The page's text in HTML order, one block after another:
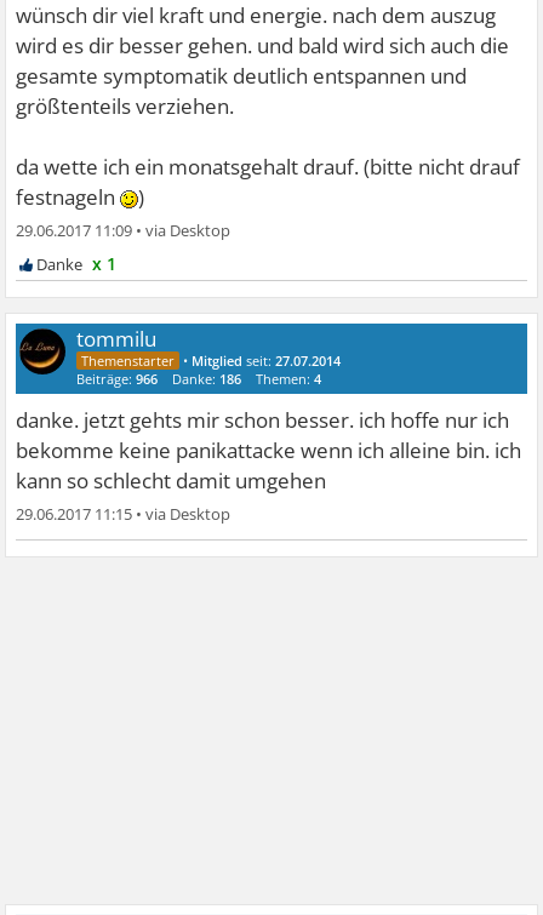
wünsch dir viel kraft und energie. nach dem auszug
wird es dir besser gehen. und bald wird sich auch die
gesamte symptomatik deutlich entspannen und
größtenteils verziehen.
da wette ich ein monatsgehalt drauf. (bitte nicht drauf
festnageln
)
29.06.2017 11:09 •
x 1
tommilu
• Mitglied seit:27.07.2014
Beiträge:966 Danke: 186 Themen:4
danke. jetzt gehts mir schon besser. ich hoffe nur ich
bekomme keine panikattacke wenn ich alleine bin. ich
kann so schlecht damit umgehen
29.06.2017 11:15 •